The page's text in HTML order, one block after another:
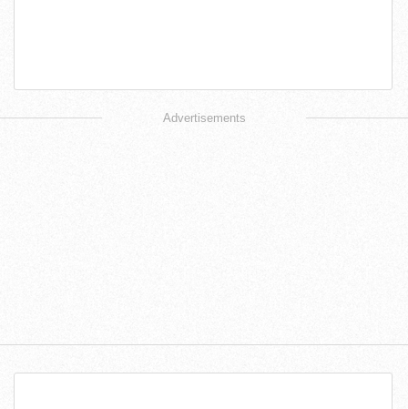
Advertisements